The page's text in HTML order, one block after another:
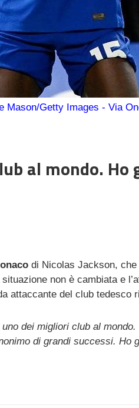
Mason/Getty Images - Via
al mondo. Ho
di Nicolas Jackson,
non è cambiata e
attaccante del club tedesco
dei migliori club al
di grandi successi. Ho